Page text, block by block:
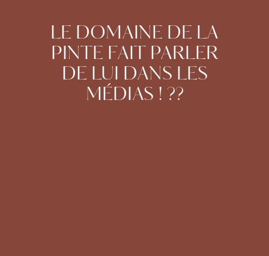
LE DOMAINE DE LA
PINTE FAIT PARLER
DE LUI DANS LES
MÉDIAS ! ??